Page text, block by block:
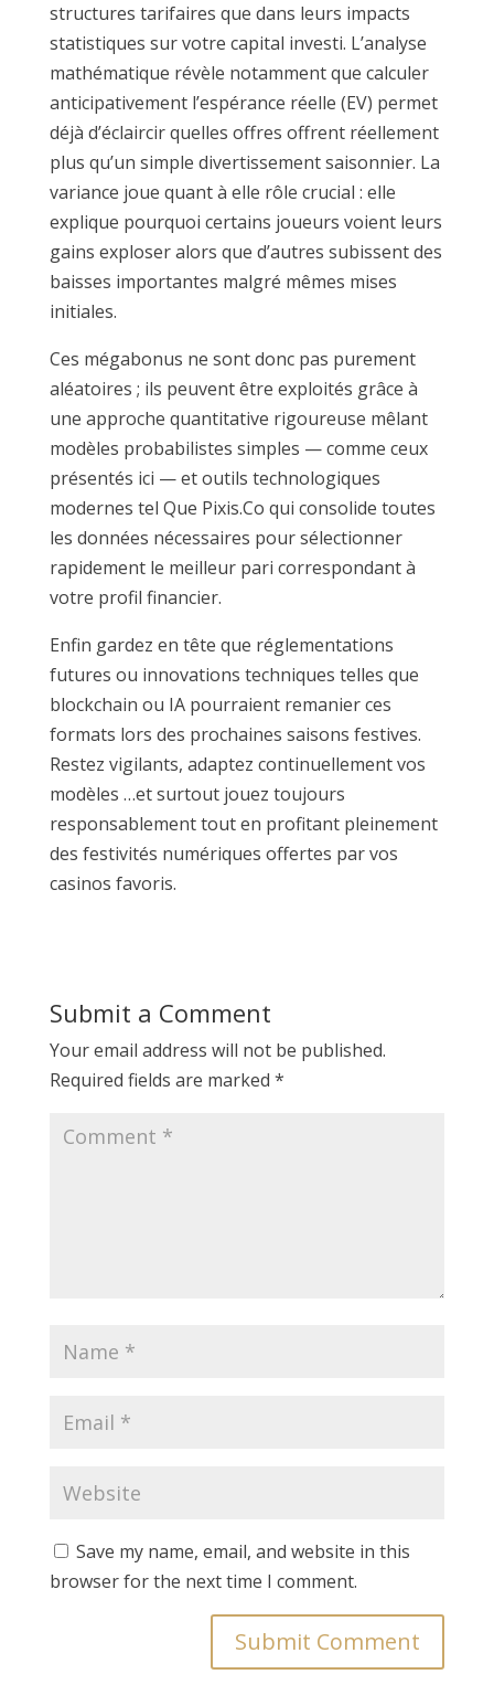
structures tarifaires que dans leurs impacts
statistiques sur votre capital investi. L’analyse
mathématique révèle notamment que calculer
anticipativement l’espérance réelle (EV) permet
déjà d’éclaircir quelles offres offrent réellement
plus qu’un simple divertissement saisonnier. La
variance joue quant à elle rôle crucial : elle
explique pourquoi certains joueurs voient leurs
gains exploser alors que d’autres subissent des
baisses importantes malgré mêmes mises
initiales.
Ces méga­bonus ne sont donc pas purement
aléatoires ; ils peuvent être exploités grâce à
une approche quantitative rigoureuse mêlant
modèles probabilistes simples — comme ceux
présentés ici — et outils technologiques
modernes tel Que Pixis.Co qui consolide toutes
les données nécessaires pour sélectionner
rapidement le meilleur pari correspondant à
votre profil financier.
Enfin gardez en tête que réglementations
futures ou innovations techniques telles que
blockchain ou IA pourraient remanier ces
formats lors des prochaines saisons festives.
Restez vigilants, adaptez continuellement vos
modèles …et surtout jouez toujours
responsablement tout en profitant pleinement
des festivités numériques offertes par vos
casinos favoris.​
Submit a Comment
Your email address will not be published.
Required fields are marked *
Save my name, email, and website in this
browser for the next time I comment.